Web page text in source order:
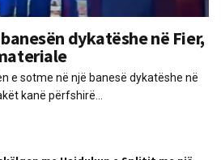
dykatëshe në Fier,
e sotme në një banesë dykatëshe në
kanë përfshirë...